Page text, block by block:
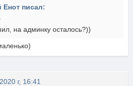
Енот писал:
на админку осталось?))
г, 16:41